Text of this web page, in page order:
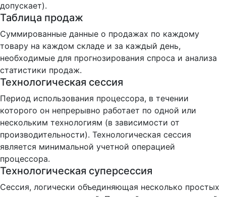
допускает).
Таблица продаж
Суммированные данные о продажах по каждому
товару на каждом складе и за каждый день,
необходимые для прогнозирования спроса и анализа
статистики продаж.
Технологическая сессия
Период использования процессора, в течении
которого он непрерывно работает по одной или
нескольким технологиям (в зависимости от
производительности). Технологическая сессия
является минимальной учетной операцией
процессора.
Технологическая суперсессия
Сессия, логически объединяющая несколько простых